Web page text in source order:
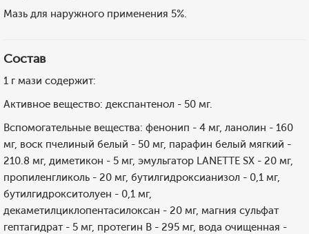
Мазь для наружного применения 5%.
Состав
1 г мази содержит:
Активное вещество: декспантенол - 50 мг.
Вспомогательные вещества: фенонип - 4 мг, ланолин - 160
мг, воск пчелиный белый - 50 мг, парафин белый мягкий -
210.8 мг, диметикон - 5 мг, эмульгатор LANETTE SX - 20 мг,
пропиленгликоль - 20 мг, бутилгидроксианизол - 0,1 мг,
бутилгидрокситолуен - 0,1 мг,
декаметилциклопентасилоксан - 20 мг, магния сульфат
гептагидрат - 5 мг, протегин B - 295 мг, вода очищенная -